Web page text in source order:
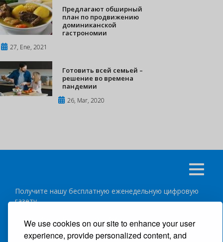
We use cookies on our site to enhance your user
experience, provide personalized content, and
Предлагают обширный
план по продвижению
доминиканской
гастрономии
27, Ene, 2021
Готовить всей семьей –
решение во времена
пандемии
26, Mar, 2020
Получите нашу бесплатную еженедельную цифровую
газету